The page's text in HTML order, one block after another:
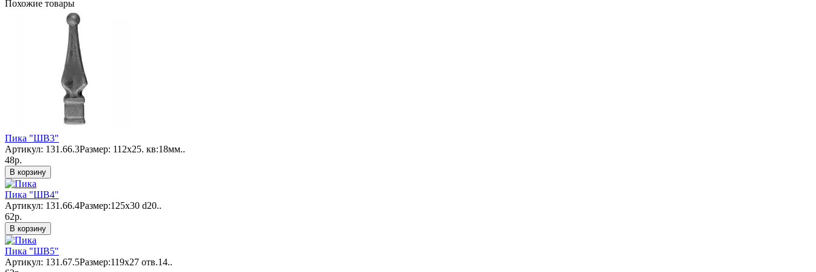
Похожие товары
Пика "ШВ3"
Артикул: 131.66.3Размер: 112x25. кв:18мм..
48р.
В корзину
Пика "ШВ4"
Артикул: 131.66.4Размер:125х30 d20..
62р.
В корзину
Пика "ШВ5"
Артикул: 131.67.5Размер:119х27 отв.14..